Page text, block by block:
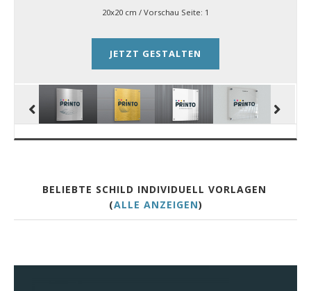
20x20 cm / Vorschau Seite: 1
JETZT GESTALTEN
BELIEBTE SCHILD INDIVIDUELL VORLAGEN
(ALLE ANZEIGEN)